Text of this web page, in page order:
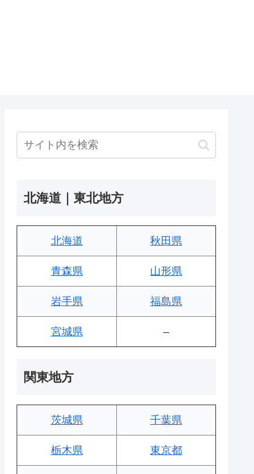
北海道｜東北地方
北海道 秋田県
青森県 山形県
岩手県 福島県
宮城県 –
関東地方
茨城県 千葉県
栃木県 東京都